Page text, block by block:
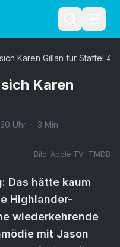
Karen Gillan für Staffel 4
Karen
Uhr · 3 Min
Bild: Apple TV · TMDB
Das hätte kaum
Highlander-
wiederkehrende
mit Jason
Nutzungsbedingungen